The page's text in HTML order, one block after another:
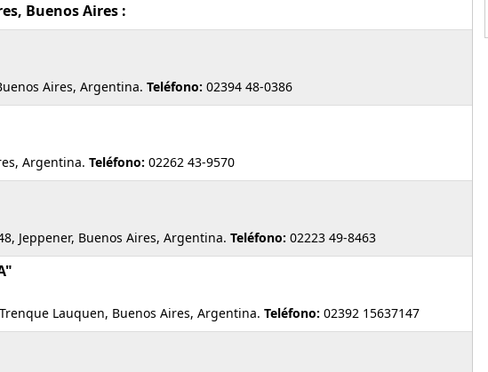
Buenos Aires :
Aires, Argentina. Teléfono: 02394 48-0386
Argentina. Teléfono: 02262 43-9570
Jeppener, Buenos Aires, Argentina. Teléfono: 02223 49-8463
Trenque Lauquen, Buenos Aires, Argentina. Teléfono: 02392 15637147